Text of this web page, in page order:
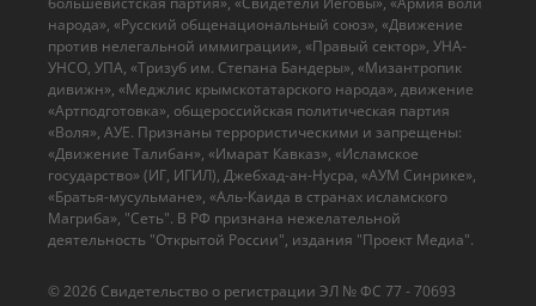
© 2026 Cвидетельство о регистрации ЭЛ № ФС 77 - 70693
народа», «Русский общенациональный союз», «Движение
против нелегальной иммиграции», «Правый сектор», УНА-
УНСО, УПА, «Тризуб им. Степана Бандеры», «Мизантропик
дивижн», «Меджлис крымскотатарского народа», движение
«Артподготовка», общероссийская политическая партия
«Воля», АУЕ. Признаны террористическими и запрещены:
«Движение Талибан», «Имарат Кавказ», «Исламское
государство» (ИГ, ИГИЛ), Джебхад-ан-Нусра, «АУМ Синрике»,
«Братья-мусульмане», «Аль-Каида в странах исламского
Магриба», "Сеть". В РФ признана нежелательной
деятельность "Открытой России", издания "Проект Медиа".